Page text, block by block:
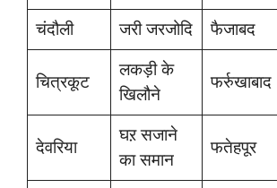
चंदौली
जरी जरजोदि फैजाबद
चित्रकूट
लकड़ी के
खिलौने
फर्रुखाबाद
देवरिया
घऱ सजाने
का समान
फतेहपूर